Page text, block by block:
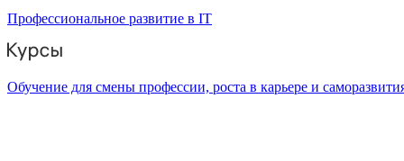
Профессиональное развитие в IT
Обучение для смены профессии, роста в карьере и